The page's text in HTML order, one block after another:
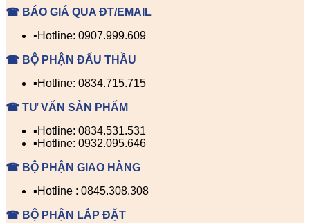
☎ BÁO GIÁ QUA ĐT/EMAIL
▪️Hotline: 0907.999.609
☎ BỘ PHẬN ĐẤU THẦU
▪️Hotline: 0834.715.715
☎ TƯ VẤN SẢN PHẨM
▪️Hotline: 0834.531.531
▪️Hotline: 0932.095.646
☎ BỘ PHẬN GIAO HÀNG
▪️Hotline : 0845.308.308
☎ BỘ PHẬN LẮP ĐẶT